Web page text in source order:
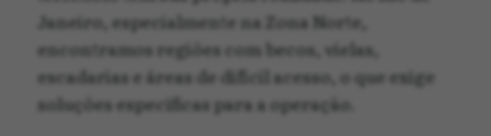
Janeiro, especialmente na Zona Norte,
encontramos regiões com becos, vielas,
escadarias e áreas de difícil acesso, o que exige
soluções específicas para a operação.